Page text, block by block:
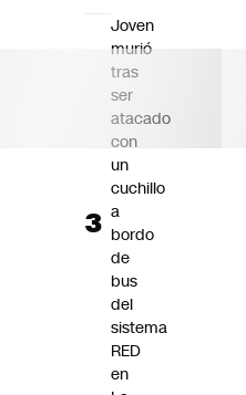
Joven
murió
tras
ser
atacado
con
un
cuchillo
a
bordo
de
bus
del
sistema
RED
en